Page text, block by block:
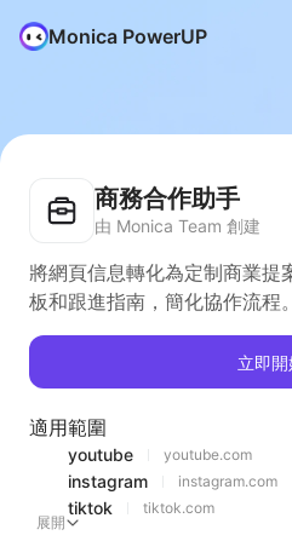
Monica PowerUP
商務合作助手
由 Monica Team 創建
將網頁信息轉化為定制商業提
板和跟進指南，簡化協作流程。
立即開
適用範圍
youtube youtube.com
instagram instagram.com
tiktok
tiktok.com
展開